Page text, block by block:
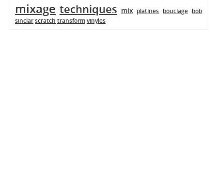
mixage techniques mix platines bouclage bob
sinclarscratch transformvinyles